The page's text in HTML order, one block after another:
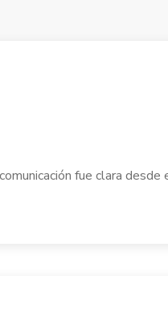
fue clara desde